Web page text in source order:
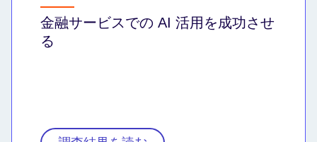
金融サービスでの AI 活用を成功させ
る